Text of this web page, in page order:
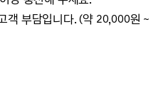
객 부담입니다. (약 20,000원 ~